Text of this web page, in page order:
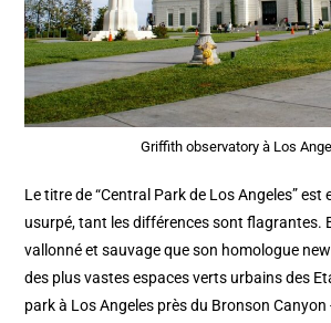
Griffith observatory à Los
Le titre de “Central Park de Los Angeles” est
usurpé, tant les différences sont flagrantes.
vallonné et sauvage que son homologue
des plus vastes espaces verts urbains des
park à Los Angeles près du Bronson Canyon